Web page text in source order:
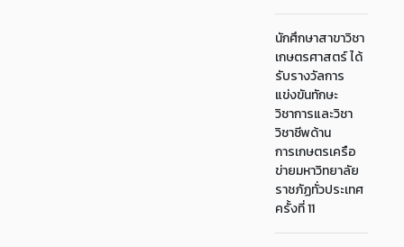
นักศึกษาสาขาวิชา
เกษตรศาสตร์ ได้
รับรางวัลการ
แข่งขันทักษะ
วิชาการและวิชา
วิชาชีพด้าน
การเกษตรเครือ
ข่ายมหาวิทยาลัย
ราชภัฏทั่วประเทศ
ครั้งที่ 11